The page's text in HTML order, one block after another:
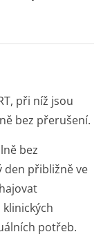
při níž jsou
bez přerušení.
bez
den přibližně ve
potřeb.